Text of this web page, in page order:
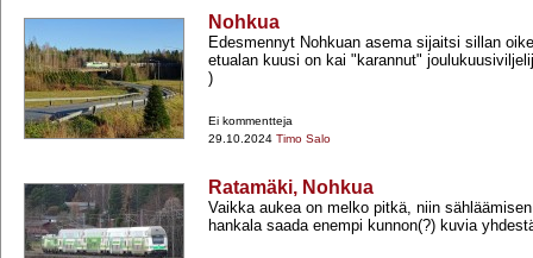
Nohkua
Edesmennyt Nohkuan asema sijaitsi sillan
etualan kuusi on kai "karannut"
)
Ei kommentteja
29.10.2024 Timo Salo
Ratamäki, Nohkua
Vaikka aukea on melko pitkä, niin
hankala saada enempi kunnon(?) kuvia